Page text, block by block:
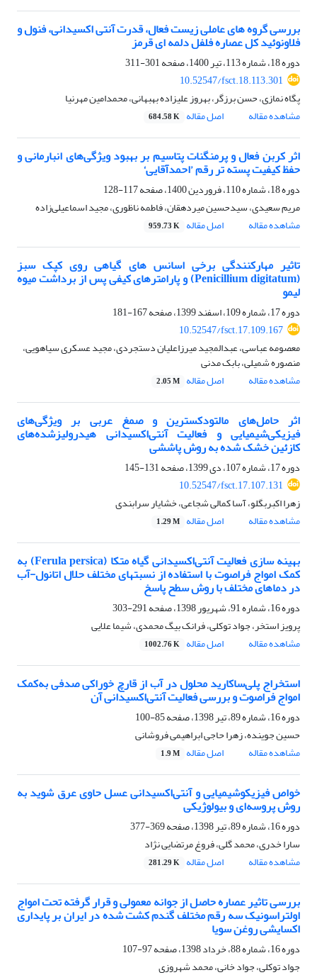
بررسی گروه های عاملی زیست فعال، قدرت آنتی اکسیدانی، فنول و
فلاونوئید کل عصاره فلفل دلمه ای قرمز
دوره 18، شماره 113، تیر 1400، صفحه
301-311
10.52547/fsct.18.113.301
پگاه نمازی، حسن برزگر، بهروز علیزاده بهبهانی، محمدامین مهرنیا
مشاهده مقاله
اصل مقاله 684.58 K
اثر کربن فعال و پرمنگنات پتاسیم بر بهبود ویژگی‌های انبارمانی و
حفظ کیفیت پسته تر رقم ’احمدآقایی‘
دوره 18، شماره 110، فروردین 1400، صفحه
117-128
مریم سعیدی، سیدحسین میردهقان، فاطمه ناظوری، مجید اسماعیلی‌زاده
مشاهده مقاله
اصل مقاله 959.73 K
تاثیر مهارکنندگی برخی اسانس های گیاهی روی کپک سبز
(Penicillium digitatum) و پارامترهای کیفی پس از برداشت میوه
لیمو
دوره 17، شماره 109، اسفند 1399، صفحه
167-181
10.52547/fsct.17.109.167
معصومه عباسی، عبدالمجید میرزاعلیان دستجردی، مجید عسکری سیاهویی،
منصوره شمیلی، بابک مدنی
مشاهده مقاله
اصل مقاله 2.05 M
اثر حامل‌های مالتودکسترین و صمغ عربی بر ویژگی‌های
فیزیکی‌شیمیایی و فعالیت آنتی‌اکسیدانی هیدرولیزشده‌های
کازئین خشک شده به روش پاششی
دوره 17، شماره 107، دی 1399، صفحه
131-145
10.52547/fsct.17.107.131
زهرا اکبربگلو، آسا کمالی شجاعی، خشایار سرابندی
مشاهده مقاله
اصل مقاله 1.29 M
بهینه سازی فعالیت آنتی‌اکسیدانی گیاه متکا (Ferula persica) به
کمک امواج فراصوت با استفاده از نسبتهای مختلف حلال اتانول-آب
در دماهای مختلف با روش سطح پاسخ
دوره 16، شماره 91، شهریور 1398، صفحه
291-303
پرویز استخر، جواد توکلی، فرانک بیگ محمدی، شیما علایی
مشاهده مقاله
اصل مقاله 1002.76 K
استخراج پلی‌ساکارید محلول در آب از قارچ خوراکی صدفی به‌کمک
امواج فراصوت و بررسی فعالیت آنتی‌اکسیدانی آن
دوره 16، شماره 89، تیر 1398، صفحه
85-100
حسین جوینده، زهرا حاجی ابراهیمی فروشانی
مشاهده مقاله
اصل مقاله 1.9 M
خواص فیزیکوشیمیایی و آنتی‌اکسیدانی عسل حاوی عرق شوید به
روش پروسه‌ای و بیولوژیکی
دوره 16، شماره 89، تیر 1398، صفحه
369-377
سارا خدری، محمد گلی، فروغ مرتضایی نژاد
مشاهده مقاله
اصل مقاله 281.29 K
بررسی تاثیر عصاره حاصل از جوانه معمولی و قرار گرفته تحت امواج
اولتراسونیک سه رقم مختلف گندم کشت شده در ایران بر پایداری
اکسایشی روغن سویا
دوره 16، شماره 88، خرداد 1398، صفحه
97-107
جواد توکلی، جواد خانی، محمد شهروزی